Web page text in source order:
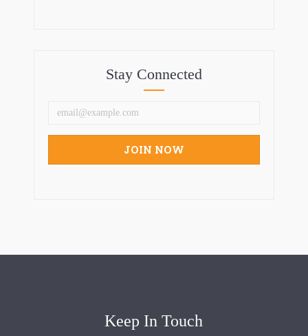
Stay Connected
Keep In Touch